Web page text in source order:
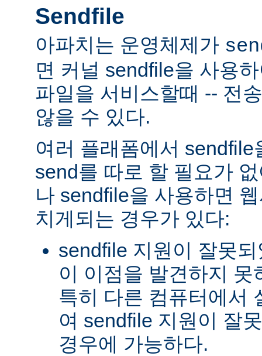
Sendfile
아파치는 운영체제가
면 커널 sendfile을 사용
파일을 서비스할때 -- 전
않을 수 있다.
여러 플래폼에서
send를 따로 할 필요가
나 sendfile을 사용하면
치게되는 경우가 있다:
sendfile 지원이 잘못
이 이점을 발견하지
특히 다른 컴퓨터에서
여 sendfile 지원이 잘
경우에 가능하다.